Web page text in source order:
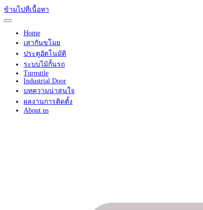
ข้ามไปที่เนื้อหา
Home
เสากันขโมย
ประตูอัตโนมัติ
ระบบไม้กั้นรถ
Turnstile
Industrial Door
บทความน่าสนใจ
ผลงานการติดตั้ง
About us